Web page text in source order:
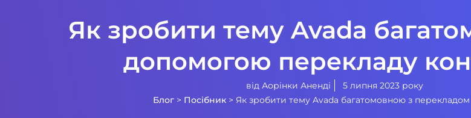
Як зробити тему Avada
допомогою перекладу
від Аорінки Аненді
5 липня 2023 року
Блог > Посібник > Як зробити тему Avada багатомовною з перекладом